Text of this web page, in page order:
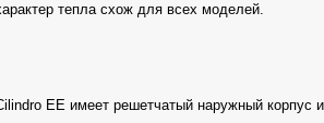
тепла схож для всех моделей.
EE имеет решетчатый наружный корпус